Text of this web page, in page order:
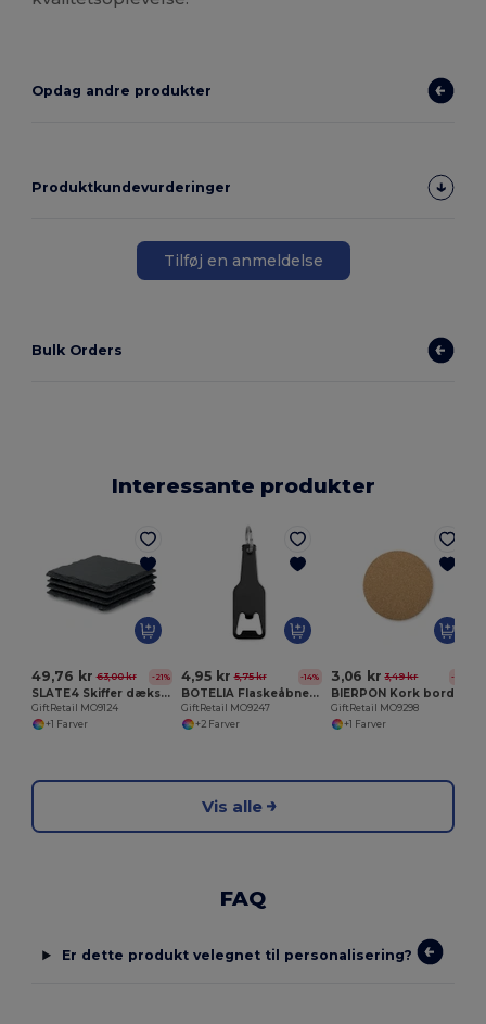
Opdag andre produkter
Produktkundevurderinger
Tilføj en anmeldelse
Bulk Orders
Interessante produkter
49,76 kr 63,00 kr -21%
SLATE4 Skiffer dækservietter
GiftRetail MO9124
+1 Farver
4,95 kr 5,75 kr -14%
BOTELIA Flaskeåbner aluminium
GiftRetail MO9247
+2 Farver
3,06 kr 3,49 kr -13%
GiftRetail MO9298
+1 Farver
Vis alle
FAQ
Er dette produkt velegnet til personalisering?